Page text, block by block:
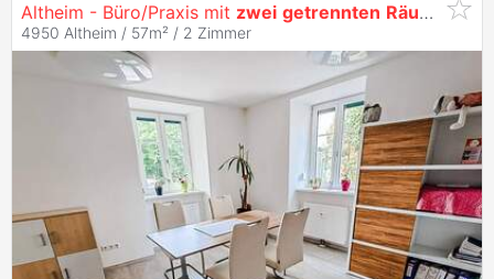
Altheim - Büro/Praxis mit zwei getrennten Räumen
4950 Altheim / 57m² / 2 Zimmer